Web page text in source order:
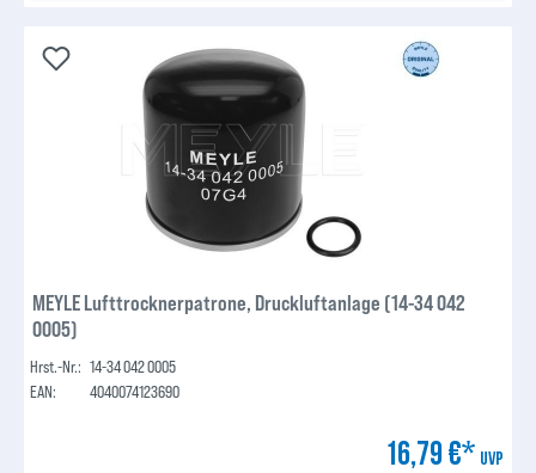
MEYLE Lufttrocknerpatrone, Druckluftanlage (14-34 042
0005)
Hrst.-Nr.: 14-34 042 0005
EAN:
4040074123690
16,79 €* UVP